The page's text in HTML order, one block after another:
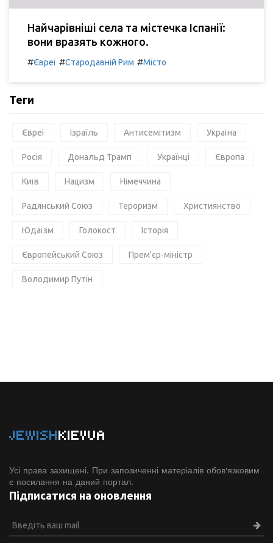
Найчарівніші села та містечка Іспанії:
вони вразять кожного.
#Євреї #Стародавній Рим #Місто
Теги
Євреї Ізраїль Антисемітизм Україна
Росія Дональд Трамп Українці Європа
Київ Нацизм Німеччина
Радянський Союз Тероризм Християнство
Юдаїзм Голокост Історія
Європейський Союз Прем'єр-міністр
Володимир Путін
JEWISHKIEVUA
Усі права захищені. При запозиченні матеріалів обов'язковим
є посилання на даний портал.
Підписатися на оновлення